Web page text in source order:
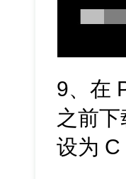
9、在
之前
设为 C